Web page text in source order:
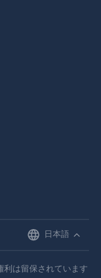
日本語
は留保されています